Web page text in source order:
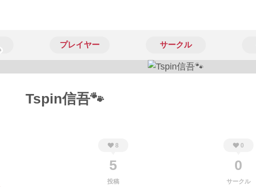
プレイヤー サークル
Tspin信吾🐾
8
5
投稿
0
0
サークル